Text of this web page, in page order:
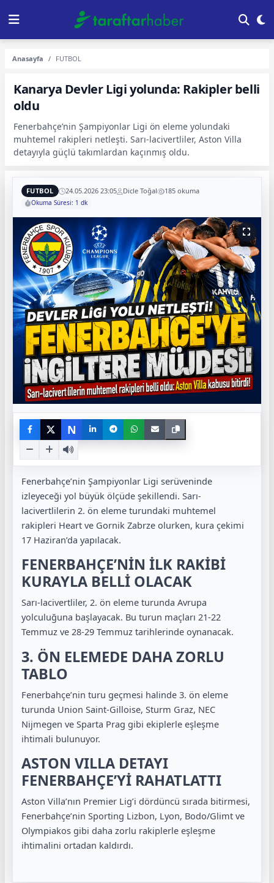
Anasayfa FUTBOL
Kanarya Devler Ligi yolunda: Rakipler belli
oldu
Fenerbahçe’nin Şampiyonlar Ligi ön eleme yolundaki
muhtemel rakipleri netleşti. Sarı-lacivertliler, Aston Villa
detayıyla güçlü takımlardan kaçınmış oldu.
FUTBOL 24.05.2026 23:05 Dicle Toğal 185 okuma
Okuma Süresi: 1 dk
N
Fenerbahçe’nin Şampiyonlar Ligi serüveninde
izleyeceği yol büyük ölçüde şekillendi. Sarı-
lacivertlilerin 2. ön eleme turundaki muhtemel
rakipleri Heart ve Gornik Zabrze olurken, kura çekimi
17 Haziran’da yapılacak.
FENERBAHÇE’NİN İLK RAKİBİ
KURAYLA BELLİ OLACAK
Sarı-lacivertliler, 2. ön eleme turunda Avrupa
yolculuğuna başlayacak. Bu turun maçları 21-22
Temmuz ve 28-29 Temmuz tarihlerinde oynanacak.
3. ÖN ELEMEDE DAHA ZORLU
TABLO
Fenerbahçe’nin turu geçmesi halinde 3. ön eleme
turunda Union Saint-Gilloise, Sturm Graz, NEC
Nijmegen ve Sparta Prag gibi ekiplerle eşleşme
ihtimali bulunuyor.
ASTON VILLA DETAYI
FENERBAHÇE’Yİ RAHATLATTI
Aston Villa’nın Premier Lig’i dördüncü sırada bitirmesi,
Fenerbahçe’nin Sporting Lizbon, Lyon, Bodo/Glimt ve
Olympiakos gibi daha zorlu rakiplerle eşleşme
ihtimalini ortadan kaldırdı.